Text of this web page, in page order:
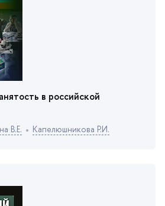
в российской
В.Е. Капелюшникова Р.И.